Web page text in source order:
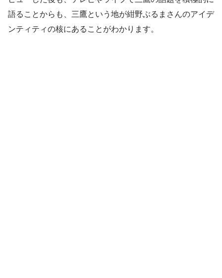
語ることからも、三鷹という地が紺野ぶるまさんのアイデ
ンティティの核にあることがわかります。